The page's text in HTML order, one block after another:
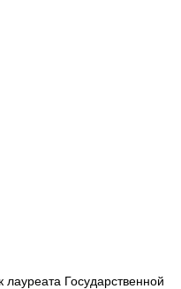
Государственной